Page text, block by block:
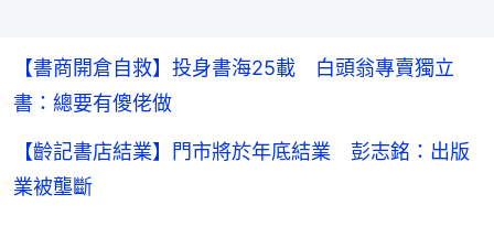
【書商開倉自救】投身書海25載 白頭翁專賣獨立
書：總要有傻佬做
【齡記書店結業】門市將於年底結業 彭志銘：出版
業被壟斷